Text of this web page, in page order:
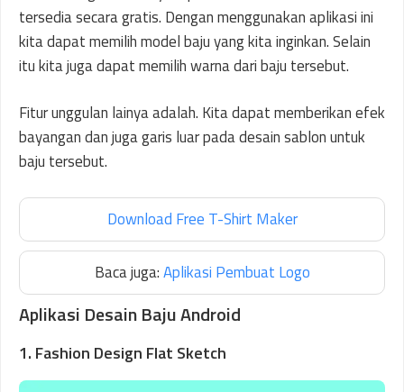
tersedia secara gratis. Dengan menggunakan aplikasi ini
kita dapat memilih model baju yang kita inginkan. Selain
itu kita juga dapat memilih warna dari baju tersebut.
Fitur unggulan lainya adalah. Kita dapat memberikan efek
bayangan dan juga garis luar pada desain sablon untuk
baju tersebut.
Download Free T-Shirt Maker
Baca juga:Aplikasi Pembuat Logo
Aplikasi Desain Baju Android
1. Fashion Design Flat Sketch